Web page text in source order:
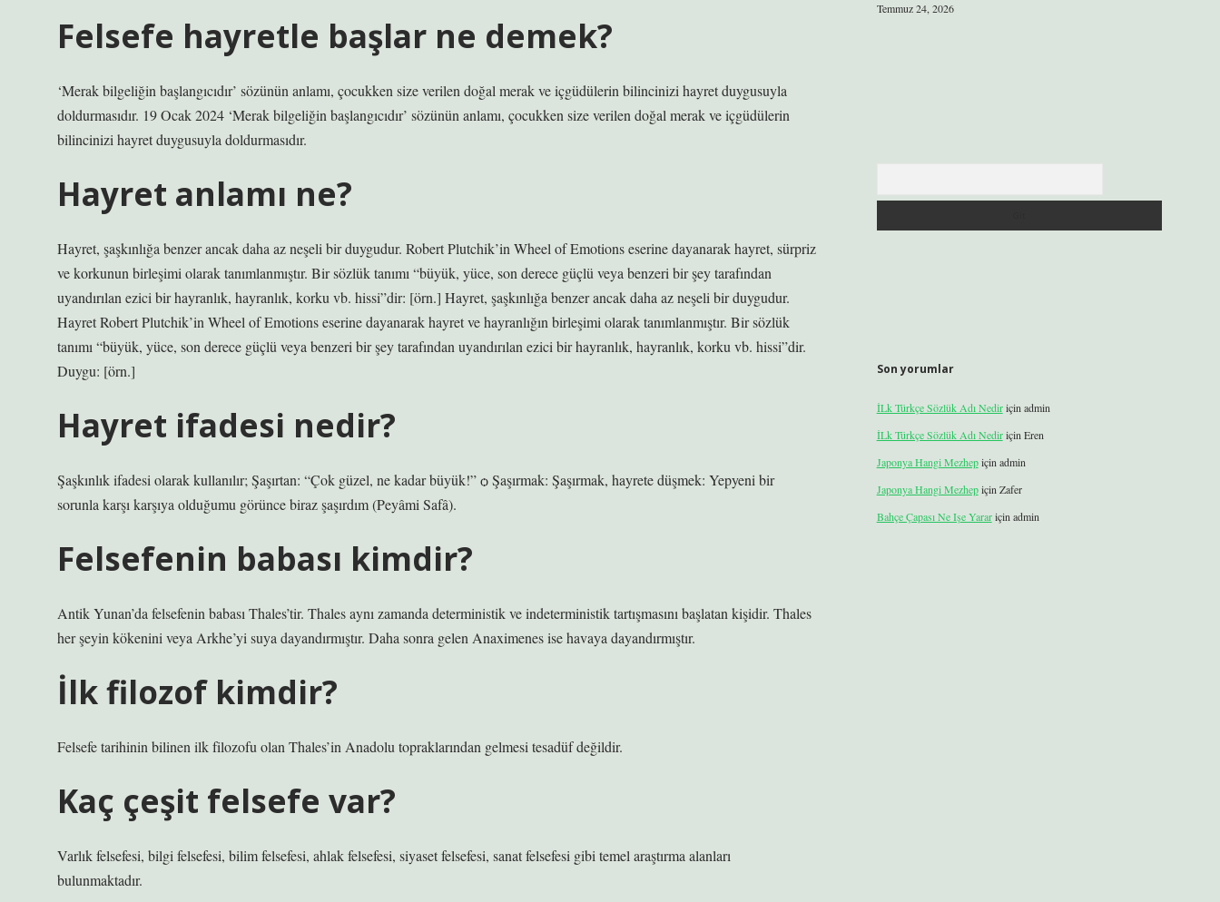
Felsefe hayretle başlar ne demek?
‘Merak bilgeliğin başlangıcıdır’ sözünün anlamı, çocukken size verilen doğal merak ve içgüdülerin bilincinizi hayret duygusuyla
doldurmasıdır. 19 Ocak 2024 ‘Merak bilgeliğin başlangıcıdır’ sözünün anlamı, çocukken size verilen doğal merak ve içgüdülerin
bilincinizi hayret duygusuyla doldurmasıdır.
Hayret anlamı ne?
Hayret, şaşkınlığa benzer ancak daha az neşeli bir duygudur. Robert Plutchik’in Wheel of Emotions eserine dayanarak hayret, sürpriz
ve korkunun birleşimi olarak tanımlanmıştır. Bir sözlük tanımı “büyük, yüce, son derece güçlü veya benzeri bir şey tarafından
uyandırılan ezici bir hayranlık, hayranlık, korku vb. hissi”dir: [örn.] Hayret, şaşkınlığa benzer ancak daha az neşeli bir duygudur.
Hayret Robert Plutchik’in Wheel of Emotions eserine dayanarak hayret ve hayranlığın birleşimi olarak tanımlanmıştır. Bir sözlük
tanımı “büyük, yüce, son derece güçlü veya benzeri bir şey tarafından uyandırılan ezici bir hayranlık, hayranlık, korku vb. hissi”dir.
Duygu: [örn.]
Hayret ifadesi nedir?
Şaşkınlık ifadesi olarak kullanılır; Şaşırtan: “Çok güzel, ne kadar büyük!” ѻ Şaşırmak: Şaşırmak, hayrete düşmek: Yepyeni bir
sorunla karşı karşıya olduğumu görünce biraz şaşırdım (Peyâmi Safâ).
Felsefenin babası kimdir?
Antik Yunan’da felsefenin babası Thales’tir. Thales aynı zamanda deterministik ve indeterministik tartışmasını başlatan kişidir. Thales
her şeyin kökenini veya Arkhe’yi suya dayandırmıştır. Daha sonra gelen Anaximenes ise havaya dayandırmıştır.
İlk filozof kimdir?
Felsefe tarihinin bilinen ilk filozofu olan Thales’in Anadolu topraklarından gelmesi tesadüf değildir.
Kaç çeşit felsefe var?
Varlık felsefesi, bilgi felsefesi, bilim felsefesi, ahlak felsefesi, siyaset felsefesi, sanat felsefesi gibi temel araştırma alanları
bulunmaktadır.
Temmuz 24, 2026
Son yorumlar
İLk Türkçe Sözlük Adı Nediriçin admin
İLk Türkçe Sözlük Adı Nediriçin Eren
Japonya Hangi Mezhepiçin admin
Japonya Hangi Mezhepiçin Zafer
Bahçe Çapası Ne Işe Yarariçin admin